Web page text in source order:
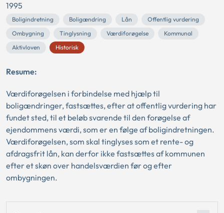
1995
Boligindretning Boligændring Lån
Offentlig vurdering
Ombygning
Tinglysning Værdiforøgelse
Kommunal
Aktivloven
Historisk
Resume:
Værdiforøgelsen i forbindelse med hjælp til
boligændringer, fastsættes, efter at offentlig vurdering har
fundet sted, til et beløb svarende til den forøgelse af
ejendommens værdi, som er en følge af boligindretningen.
Værdiforøgelsen, som skal tinglyses som et rente- og
afdragsfrit lån, kan derfor ikke fastsættes af kommunen
efter et skøn over handelsværdien før og efter
ombygningen.